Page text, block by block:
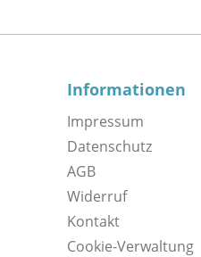
Informationen
Impressum
Datenschutz
AGB
Widerruf
Kontakt
Cookie-Verwaltung